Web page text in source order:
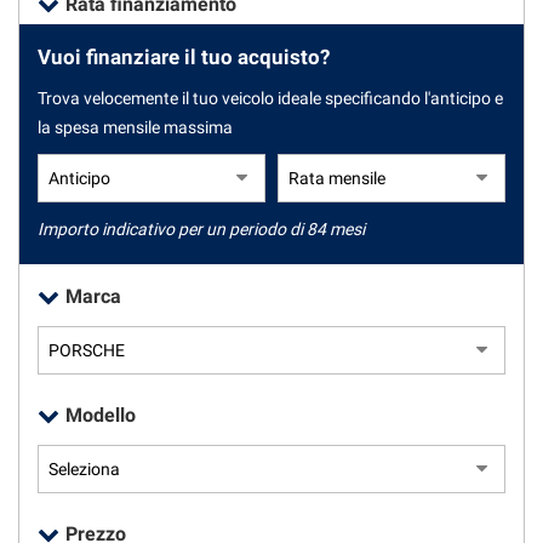
CONTATTI
NEWS
NEWS
Vuoi finanziare il tuo acquisto?
Trova velocemente il tuo veicolo ideale specificando l'anticipo e
la spesa mensile massima
Importo indicativo per un periodo di 84 mesi
Marca
Modello
Prezzo
tracciamento
adottiamo
offrire
le
funzionalità
svolgere
le
seguito
descritte.
Per
ottenere
informazioni
sull'utilità
sul